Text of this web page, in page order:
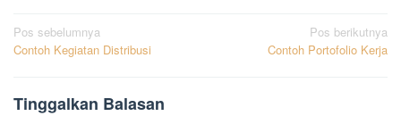
Navigasi
pos
Pos sebelumnya
Contoh Kegiatan Distribusi
Pos berikutnya
Contoh Portofolio Kerja
Tinggalkan Balasan